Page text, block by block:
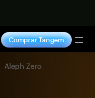
Comprar Tangem
Aleph Zero